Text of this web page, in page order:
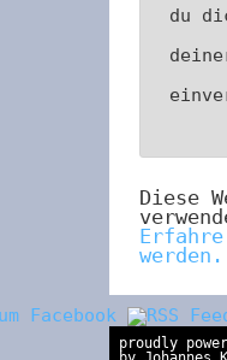
du
Diese
werden.
proudly